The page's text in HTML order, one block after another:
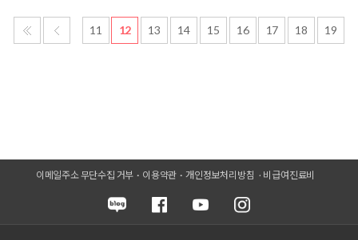
11 12 13 14 15 16 17 18 19
이메일주소 무단수집 거부 이용약관 개인정보처리방침 비급여진료비